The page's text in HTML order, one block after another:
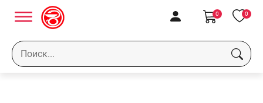
0
0